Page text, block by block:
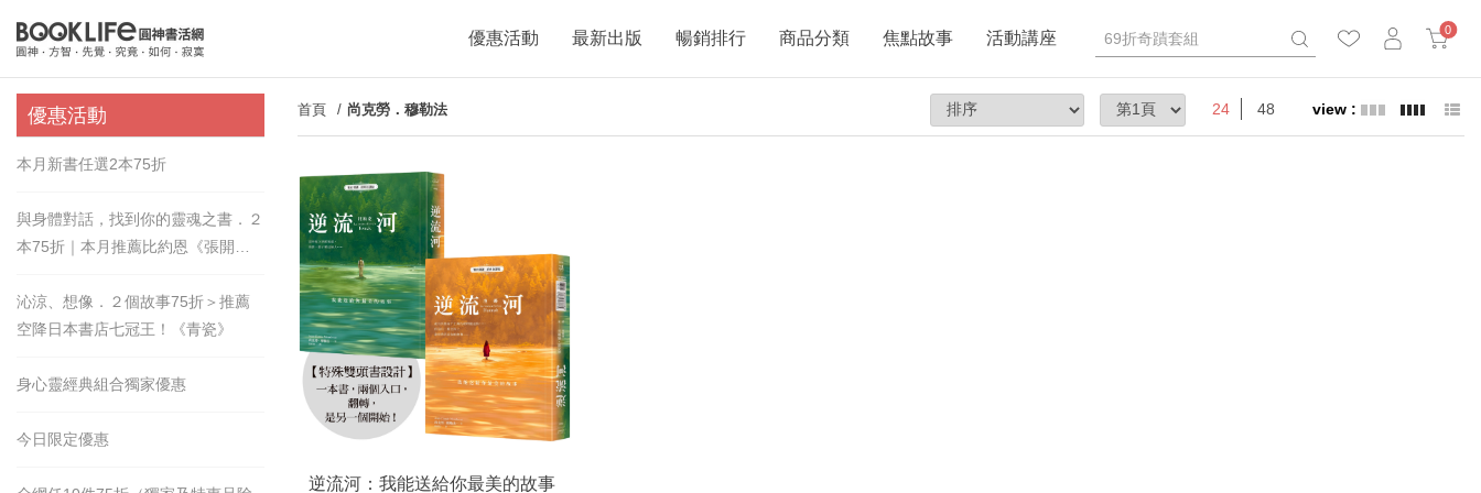
0
優惠活動 最新出版 暢銷排行 商品分類 焦點故事 活動講座
優惠活動
本月新書任選2本75折
與身體對話，找到你的靈魂之書．２
本75折｜本月推薦比約恩《張開的
沁涼、想像．２個故事75折＞推薦
空降日本書店七冠王！《青瓷》
身心靈經典組合獨家優惠
今日限定優惠
首頁 尚克勞．穆勒法 24 48
逆流河：我能送給你最美的故事